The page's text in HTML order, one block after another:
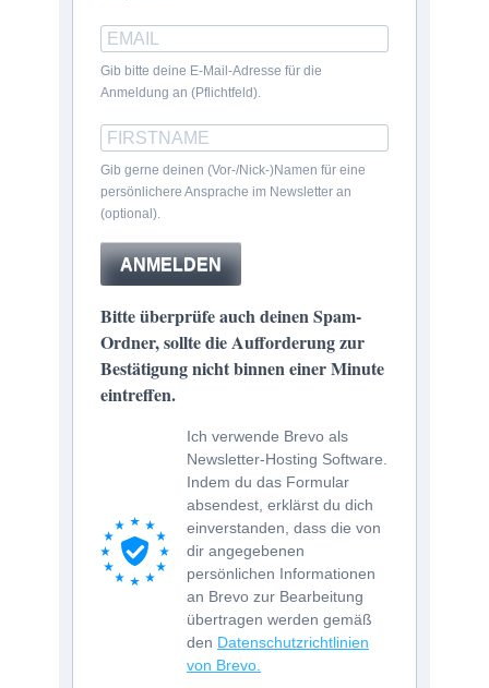
Gib bitte deine E-Mail-Adresse für die
Anmeldung an (Pflichtfeld).
Gib gerne deinen (Vor-/Nick-)Namen für eine
persönlichere Ansprache im Newsletter an
(optional).
ANMELDEN
Bitte überprüfe auch deinen Spam-
Ordner, sollte die Aufforderung zur
Bestätigung nicht binnen einer Minute
eintreffen.
Ich verwende Brevo als
Newsletter-Hosting Software.
Indem du das Formular
absendest, erklärst du dich
einverstanden, dass die von
dir angegebenen
persönlichen Informationen
an Brevo zur Bearbeitung
übertragen werden gemäß
den Datenschutzrichtlinien
von Brevo.